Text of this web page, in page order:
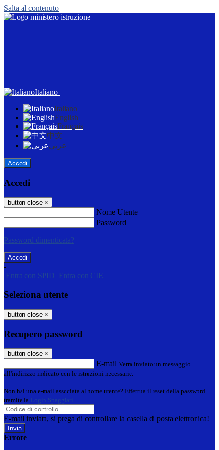
Salta al contenuto
Italiano
Italiano
English
Français
中文
عربى
Accedi
Accedi
button close ×
Nome Utente
Password
Password dimenticata?
-
Entra con SPID
Entra con CIE
Seleziona utente
button close ×
Recupero password
button close ×
E-mail Verrà inviato un messaggio
all'indirizzo indicato con le istruzioni necessarie.
Non hai una e-mail associata al nome utente? Effettua il reset della password
tramite la Login Spaggiari
E-mail inviata, si prega di controllare la casella di posta elettronica!
Errore